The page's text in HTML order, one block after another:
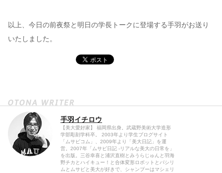
以上、今日の前夜祭と明日の学長トークに登場する手羽がお送り
いたしました。
手羽イチロウ
【美大愛好家】 福岡県出身。武蔵野美術大学造形
学部彫刻学科卒。 2003年より学生ブログサイト
「ムサビコム」、2009年より「美大日記」を運
営。2007年「ムサビ日記 -リアルな美大の日常を」
を出版。三谷幸喜と浦沢直樹とみうらじゅんと羽海
野チカとハイキュー！と合体変形ロボットとパシリ
ムとムサビと美大が好きで、シャンプーはマシェリ